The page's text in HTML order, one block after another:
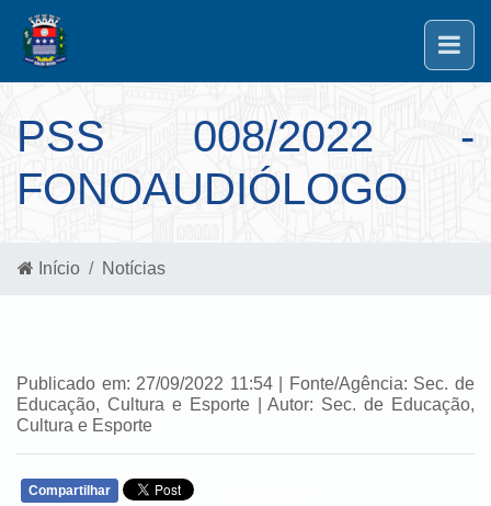
PSS 008/2022 -
FONOAUDIÓLOGO
Início Notícias
Publicado em: 27/09/2022 11:54 | Fonte/Agência: Sec. de
Educação, Cultura e Esporte | Autor: Sec. de Educação,
Cultura e Esporte
Compartilhar